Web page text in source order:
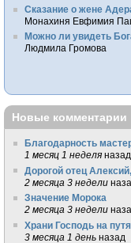
Сказание о жене
Монахиня Евфимия
Можно ли увидеть
Людмила Громова
Новые комментарии
Благодарность
1 месяц 1 неделя назад
Дорогой отец
2 месяца 3 недели
Значение Морока
2 месяца 3 недели
Храни Господь на
3 месяца 1 день назад